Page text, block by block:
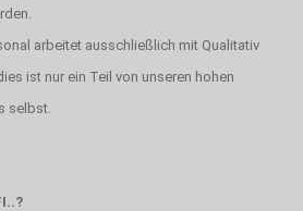
arbeitet ausschließlich mit Qualitativ
ist nur ein Teil von unseren hohen
selbst.